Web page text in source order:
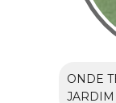
ONDE
JARDIM